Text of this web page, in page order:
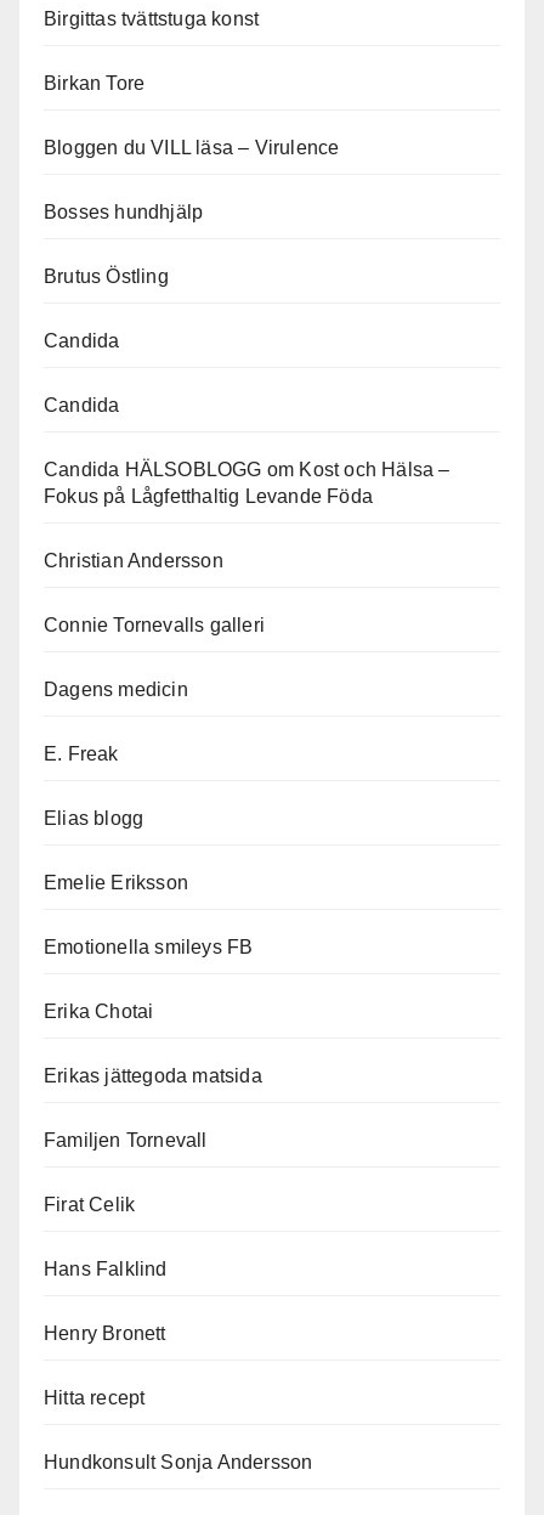
Birgittas tvättstuga konst
Birkan Tore
Bloggen du VILL läsa – Virulence
Bosses hundhjälp
Brutus Östling
Candida
Candida
Candida HÄLSOBLOGG om Kost och Hälsa –
Fokus på Lågfetthaltig Levande Föda
Christian Andersson
Connie Tornevalls galleri
Dagens medicin
E. Freak
Elias blogg
Emelie Eriksson
Emotionella smileys FB
Erika Chotai
Erikas jättegoda matsida
Familjen Tornevall
Firat Celik
Hans Falklind
Henry Bronett
Hitta recept
Hundkonsult Sonja Andersson